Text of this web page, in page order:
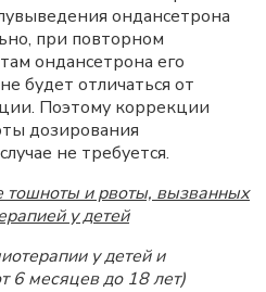
ондансетрона
при повторном
ондансетрона его
будет отличаться от
Поэтому коррекции
дозирования
не требуется.
тошноты и рвоты, вызванных
у детей
у детей и
6 месяцев до 18 лет)